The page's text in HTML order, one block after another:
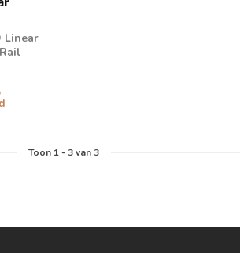
Linear
Toon 1-3van 3